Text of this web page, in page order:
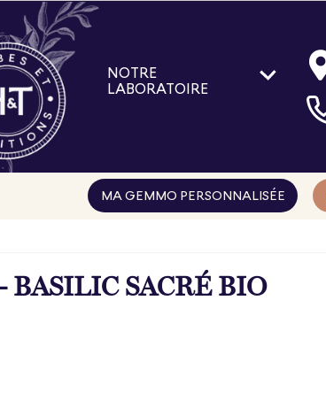
NOTRE
LABORATOIRE
Nos formations
MA GEMMO PERSONNALISÉE
SACRÉ BIO